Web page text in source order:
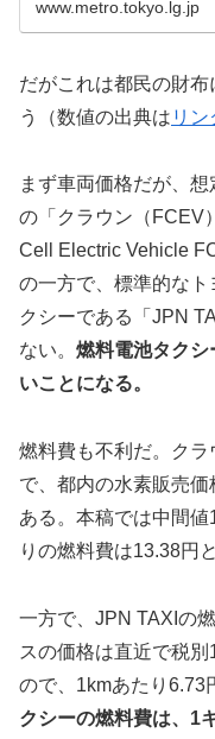
www.metro.tokyo.lg.jp
だがこれは都民の財
う（数値の出典は リン
まず車両価格だが、
の「クラウン（FCEV
Cell Electric Vehicle
の一方で、標準的な
クシーである「JPN
ない。 燃料電池タク
いことになる。
燃料費も不利だ。ク
で、都内の水素販売
ある。本稿では中間
りの燃料費は13.38円
一方で、JPN TAXIの
スの価格は直近で税
ので、1kmあたり6.73
クシーの燃料費は、1